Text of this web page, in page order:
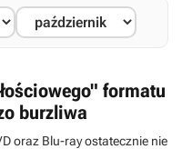
formatu
burzliwa
oraz Blu-ray ostatecznie nie